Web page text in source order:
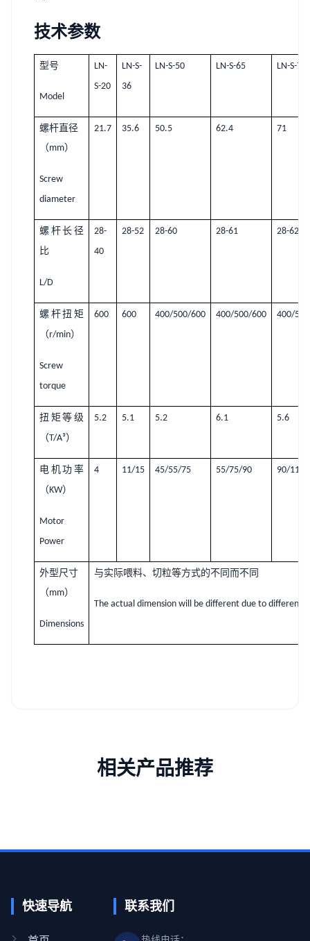
技术参数
型号
Model
LN-
S-20
LN-S-
36
LN-S-50 LN-S-65 LN-S-75
螺杆直径
（mm）
Screw
diameter
21.7 35.6 50.5 62.4 71
螺杆长径
比
L/D
28-
40
28-52 28-60 28-61 28-62
螺杆扭矩
（r/min）
Screw
torque
600 600 400/500/600 400/500/600 400/
扭矩等级
（T/A³）
5.2 5.1 5.2 6.1 5.6
电机功率
（KW）
Motor
Power
4 11/15 45/55/75 55/75/90 90/110/
外型尺寸
（mm）
Dimensions
与实际喂料、切粒等方式的不同而不同
The actual dimension will be different due to different
相关产品推荐
快速导航 联系我们